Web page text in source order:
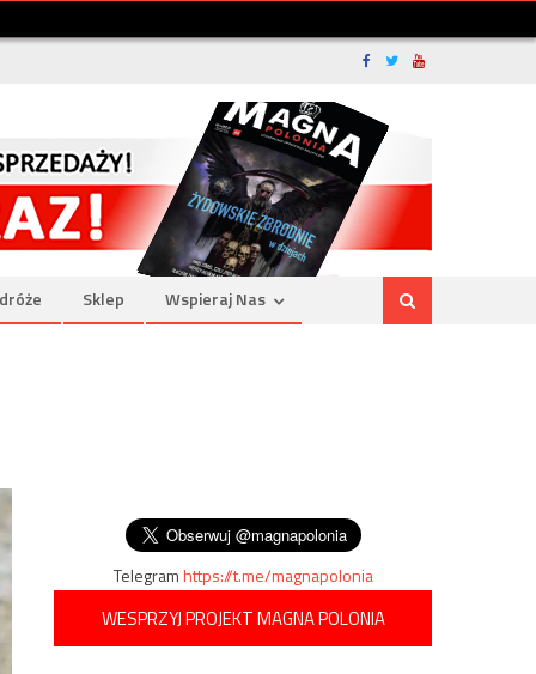
Sklep Wspieraj Nas
Telegramhttps://t.me/magnapolonia
WESPRZYJ PROJEKT MAGNA POLONIA